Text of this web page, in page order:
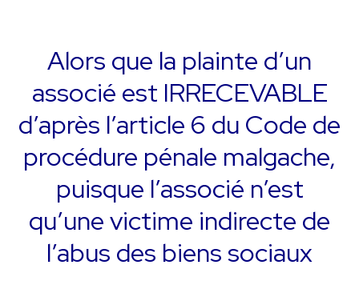
Alors que la plainte d’un
associé est IRRECEVABLE
d’après l’article 6 du Code de
procédure pénale malgache,
puisque l’associé n’est
qu’une victime indirecte de
l’abus des biens sociaux